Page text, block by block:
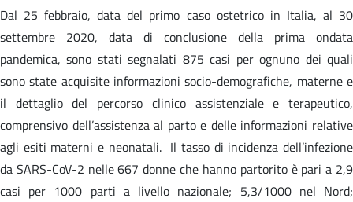
Dal 25 febbraio, data del primo caso ostetrico in Italia, al 30
settembre 2020, data di conclusione della prima ondata
pandemica, sono stati segnalati 875 casi per ognuno dei quali
sono state acquisite informazioni socio-demografiche, materne e
il dettaglio del percorso clinico assistenziale e terapeutico,
comprensivo dell’assistenza al parto e delle informazioni relative
agli esiti materni e neonatali. Il tasso di incidenza dell’infezione
da SARS-CoV-2 nelle 667 donne che hanno partorito è pari a 2,9
casi per 1000 parti a livello nazionale; 5,3/1000 nel Nord;